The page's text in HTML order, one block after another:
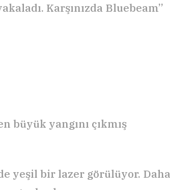
Karşınızda Bluebeam”
büyük yangını çıkmış
yeşil bir lazer görülüyor. Daha